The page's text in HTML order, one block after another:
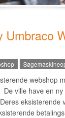
Umbraco
webshop
ville have en
eksisterende